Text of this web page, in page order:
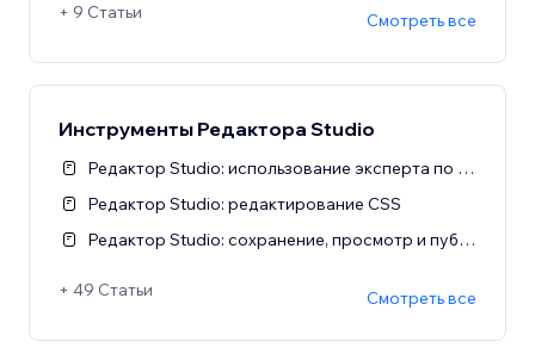
+ 9 Статьи Смотреть все
Инструменты Редактора Studio
Редактор Studio: использование эксперта по текстам на базе ИИ
Редактор Studio: редактирование CSS
Редактор Studio: сохранение, просмотр и публикация сайта
+ 49 Статьи Смотреть все